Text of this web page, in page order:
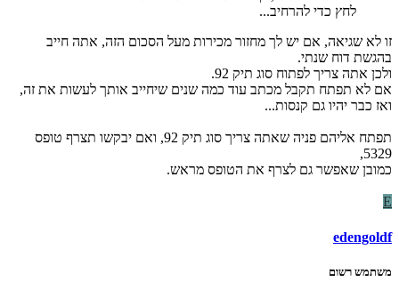
לחץ כדי להרחיב...
זו לא שגיאה, אם יש לך מחזור מכירות מעל הסכום הזה, אתה חייב
בהגשת דוח שנתי.
ולכן אתה צריך לפתוח סוג תיק 92.
אם לא תפתח תקבל מכתב עוד כמה שנים שיחייב אותך לעשות את זה,
ואז כבר יהיו גם קנסות...
תפתח אליהם פניה שאתה צריך סוג תיק 92, ואם יבקשו תצרף טופס
5329,
כמובן שאפשר גם לצרף את הטופס מראש.
E
edengoldf
משתמש רשום